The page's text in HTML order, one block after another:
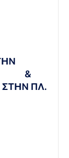
&
ΣΤΗΝ ΠΛ.